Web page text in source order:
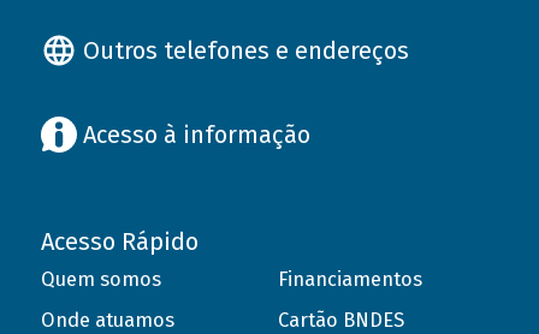
Outros telefones e endereços
Acesso à informação
Acesso Rápido
Quem somos
Onde atuamos
Financiamentos
Cartão BNDES